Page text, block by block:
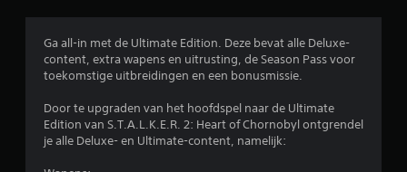
4
.
5
d
n
.
k
k
e
.
Ga all-in met de Ultimate Edition. Deze bevat alle Deluxe-
content, extra wapens en uitrusting, de Season Pass voor
toekomstige uitbreidingen en een bonusmissie.
Door te upgraden van het hoofdspel naar de Ultimate
Edition van S.T.A.L.K.E.R. 2: Heart of Chornobyl ontgrendel
je alle Deluxe- en Ultimate-content, namelijk: